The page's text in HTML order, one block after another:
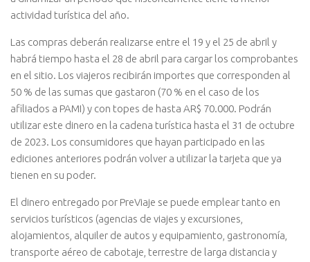
actividad turística del año.
Las compras deberán realizarse entre el 19 y el 25 de abril y
habrá tiempo hasta el 28 de abril para cargar los comprobantes
en el sitio. Los viajeros recibirán importes que corresponden al
50 % de las sumas que gastaron (70 % en el caso de los
afiliados a PAMI) y con topes de hasta AR$ 70.000. Podrán
utilizar este dinero en la cadena turística hasta el 31 de octubre
de 2023. Los consumidores que hayan participado en las
ediciones anteriores podrán volver a utilizar la tarjeta que ya
tienen en su poder.
El dinero entregado por PreViaje se puede emplear tanto en
servicios turísticos (agencias de viajes y excursiones,
alojamientos, alquiler de autos y equipamiento, gastronomía,
transporte aéreo de cabotaje, terrestre de larga distancia y